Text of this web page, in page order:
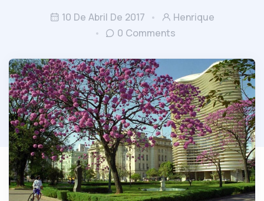
10 De Abril De 2017
Henrique
0 Comments